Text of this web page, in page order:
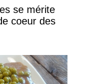
coeur des